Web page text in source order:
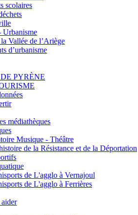
scolaires
Urbanisme
Vallée de l’Ariège
d’urbanisme
PYRÈNE
médiathèques
Musique - Théâtre
de la Résistance et de la Déportation
de L'agglo à Vernajoul
de L'agglo à Ferrières